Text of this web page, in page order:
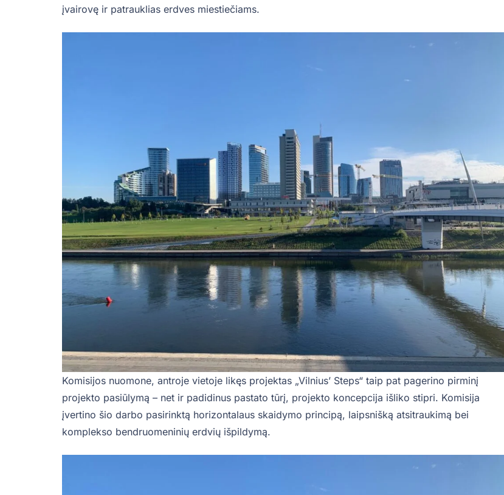
įvairovę ir patrauklias erdves miestiečiams.
Komisijos nuomone, antroje vietoje likęs projektas „Vilnius’ Steps“ taip pat pagerino pirminį
projekto pasiūlymą – net ir padidinus pastato tūrį, projekto koncepcija išliko stipri. Komisija
įvertino šio darbo pasirinktą horizontalaus skaidymo principą, laipsnišką atsitraukimą bei
komplekso bendruomeninių erdvių išpildymą.